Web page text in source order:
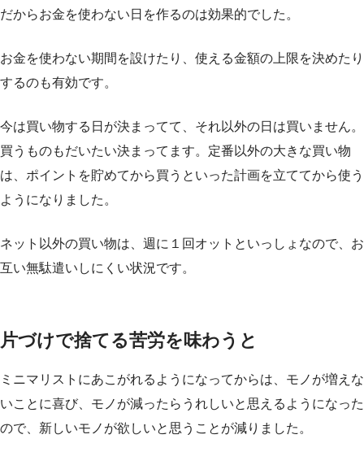
だからお金を使わない日を作るのは効果的でした。
お金を使わない期間を設けたり、使える金額の上限を決めたり
するのも有効です。
今は買い物する日が決まってて、それ以外の日は買いません。
買うものもだいたい決まってます。定番以外の大きな買い物
は、ポイントを貯めてから買うといった計画を立ててから使う
ようになりました。
ネット以外の買い物は、週に１回オットといっしょなので、お
互い無駄遣いしにくい状況です。
片づけで捨てる苦労を味わうと
ミニマリストにあこがれるようになってからは、モノが増えな
いことに喜び、モノが減ったらうれしいと思えるようになった
ので、新しいモノが欲しいと思うことが減りました。